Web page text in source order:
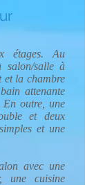
étages. Au
salle à
et la chambre
attenante
En outre, une
et deux
et une
avec une
une cuisine